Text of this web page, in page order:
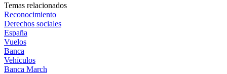
Temas relacionados
Reconocimiento
Derechos sociales
España
Vuelos
Banca
Vehículos
Banca March